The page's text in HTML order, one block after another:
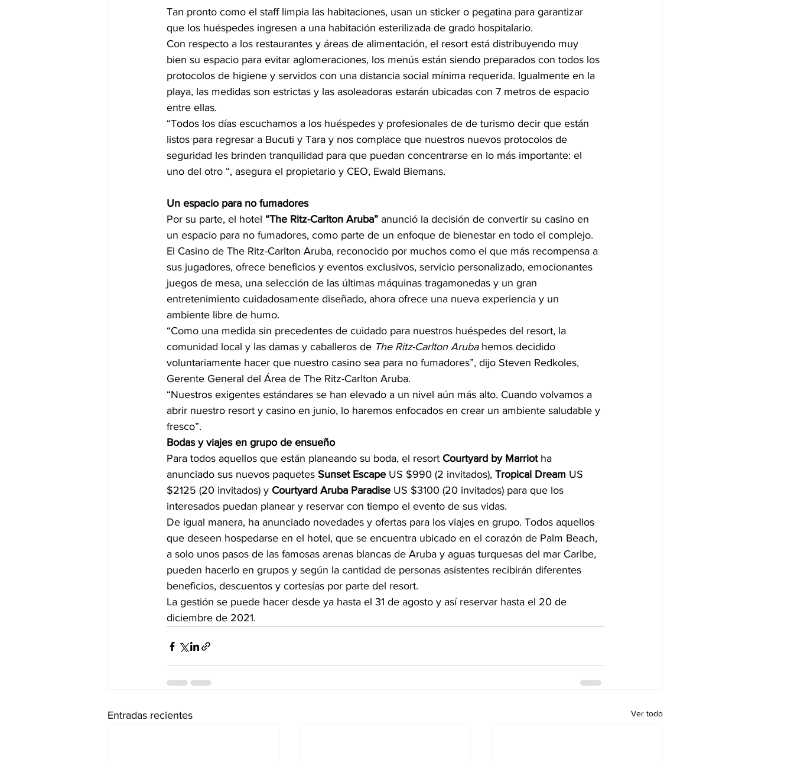
Tan pronto como el staff limpia las habitaciones, usan un sticker o pegatina para garantizar
que los huéspedes ingresen a una habitación esterilizada de grado hospitalario.
Con respecto a los restaurantes y áreas de alimentación, el resort está distribuyendo muy
bien su espacio para evitar aglomeraciones, los menús están siendo preparados con todos los
protocolos de higiene y servidos con una distancia social mínima requerida. Igualmente en la
playa, las medidas son estrictas y las asoleadoras estarán ubicadas con 7 metros de espacio
entre ellas.
“Todos los días escuchamos a los huéspedes y profesionales de de turismo decir que están
listos para regresar a Bucuti y Tara y nos complace que nuestros nuevos protocolos de
seguridad les brinden tranquilidad para que puedan concentrarse en lo más importante: el
uno del otro “, asegura el propietario y CEO, Ewald Biemans.
Un espacio para no fumadores
Por su parte, el hotel “The Ritz-Carlton Aruba” anunció la decisión de convertir su casino en
un espacio para no fumadores, como parte de un enfoque de bienestar en todo el complejo.
El Casino de The Ritz-Carlton Aruba, reconocido por muchos como el que más recompensa a
sus jugadores, ofrece beneficios y eventos exclusivos, servicio personalizado, emocionantes
juegos de mesa, una selección de las últimas máquinas tragamonedas y un gran
entretenimiento cuidadosamente diseñado, ahora ofrece una nueva experiencia y un
ambiente libre de humo.
“Como una medida sin precedentes de cuidado para nuestros huéspedes del resort, la
comunidad local y las damas y caballeros de The Ritz-Carlton Aruba hemos decidido
voluntariamente hacer que nuestro casino sea para no fumadores”, dijo Steven Redkoles,
Gerente General del Área de The Ritz-Carlton Aruba.
“Nuestros exigentes estándares se han elevado a un nivel aún más alto. Cuando volvamos a
abrir nuestro resort y casino en junio, lo haremos enfocados en crear un ambiente saludable y
fresco”.
Bodas y viajes en grupo de ensueño
Para todos aquellos que están planeando su boda, el resort Courtyard by Marriot ha
anunciado sus nuevos paquetes Sunset Escape US $990 (2 invitados), Tropical Dream US
$2125 (20 invitados) y Courtyard Aruba Paradise US $3100 (20 invitados) para que los
interesados puedan planear y reservar con tiempo el evento de sus vidas.
De igual manera, ha anunciado novedades y ofertas para los viajes en grupo. Todos aquellos
que deseen hospedarse en el hotel, que se encuentra ubicado en el corazón de Palm Beach,
a solo unos pasos de las famosas arenas blancas de Aruba y aguas turquesas del mar Caribe,
pueden hacerlo en grupos y según la cantidad de personas asistentes recibirán diferentes
beneficios, descuentos y cortesías por parte del resort.
La gestión se puede hacer desde ya hasta el 31 de agosto y así reservar hasta el 20 de
diciembre de 2021.
Entradas recientes Ver todo